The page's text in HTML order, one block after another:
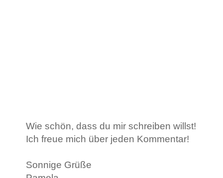
Wie schön, dass du mir schreiben willst!
Ich freue mich über jeden Kommentar!
Sonnige Grüße